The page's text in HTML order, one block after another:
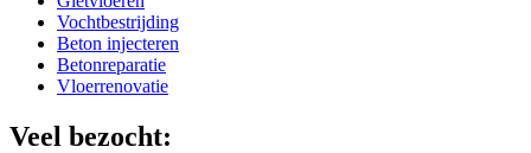
Vochtbestrijding
Beton injecteren
Betonreparatie
Vloerrenovatie
Veel bezocht: